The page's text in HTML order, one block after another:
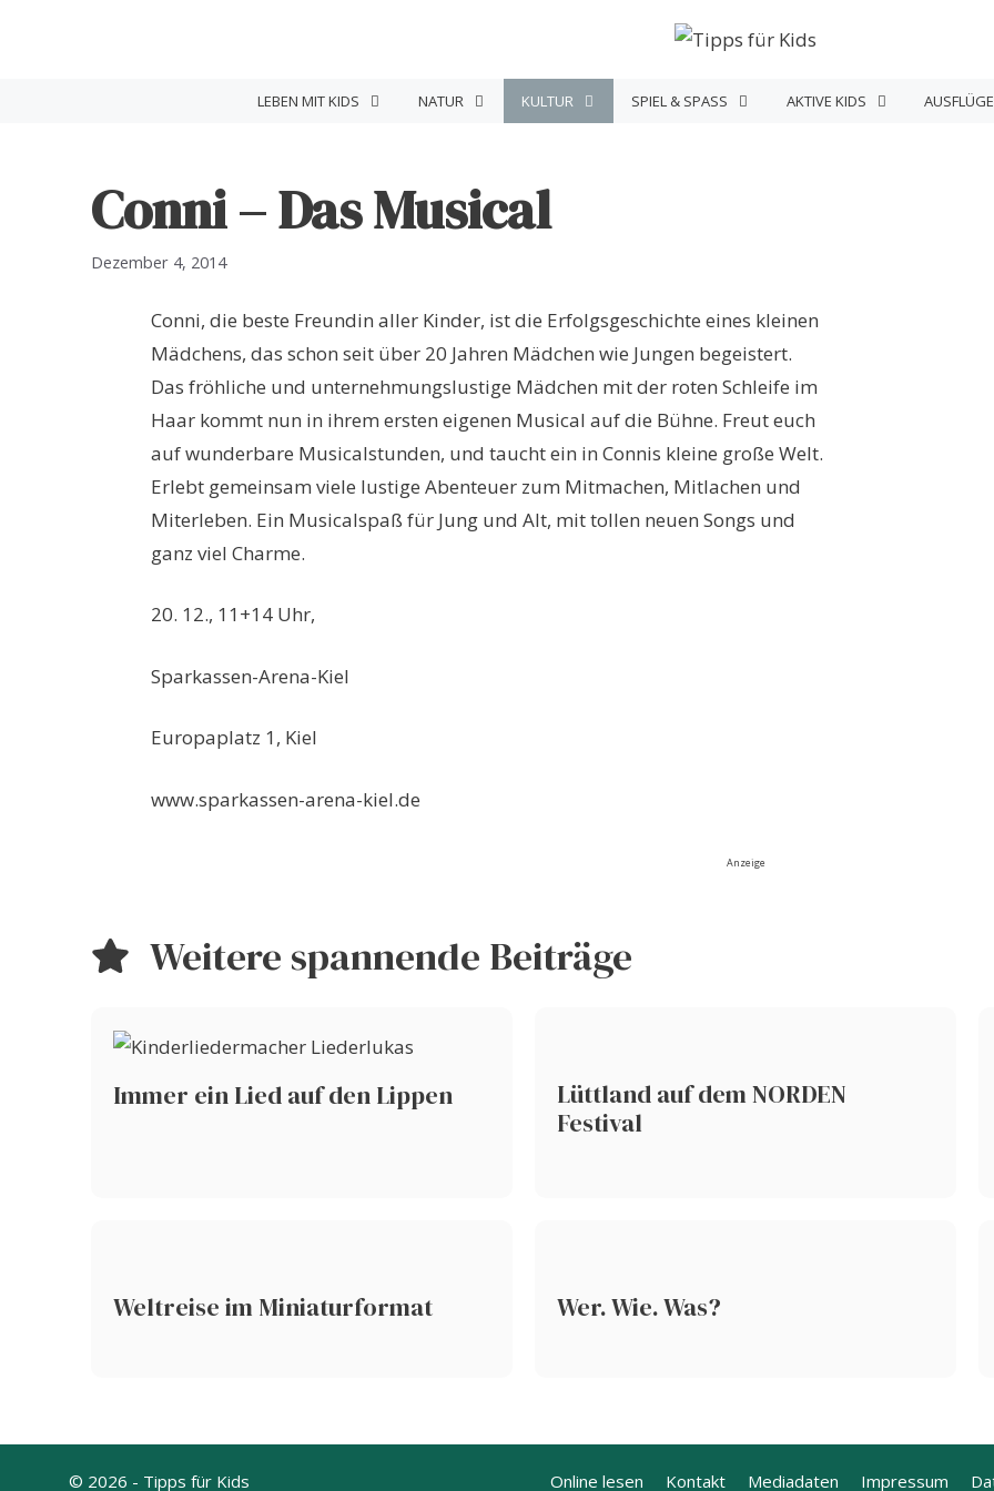
LEBEN MIT KIDS NATUR KULTUR SPIEL & SPASS AKTIVE KIDS
Conni – Das Musical
Dezember 4, 2014
Conni, die beste Freundin aller Kinder, ist die Erfolgsgeschichte eines kleinen
Mädchens, das schon seit über 20 Jahren Mädchen wie Jungen begeistert.
Das fröhliche und unternehmungslustige Mädchen mit der roten Schleife im
Haar kommt nun in ihrem ersten eigenen Musical auf die Bühne. Freut euch
auf wunderbare Musicalstunden, und taucht ein in Connis kleine große Welt.
Erlebt gemeinsam viele lustige Abenteuer zum Mitmachen, Mitlachen und
Miterleben. Ein Musicalspaß für Jung und Alt, mit tollen neuen Songs und
ganz viel Charme.
20. 12., 11+14 Uhr,
Sparkassen-Arena-Kiel
Europaplatz 1, Kiel
www.sparkassen-arena-kiel.de
Anzeige
Weitere spannende Beiträge
Immer ein Lied auf den Lippen
Lüttland auf dem NORDEN
Festival
Weltreise im Miniaturformat Wer. Wie. Was?
Online lesen Kontakt Mediadaten Impressum
© 2026 - Tipps für Kids